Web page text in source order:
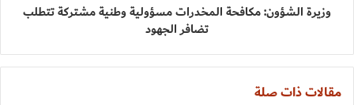
وزيرة الشؤون: مكافحة المخدرات مسؤولية وطنية مشتركة تتطلب
تضافر الجهود
مقالات ذات صلة